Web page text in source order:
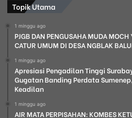
Topik Utama
1 minggu ago
PJGB DAN PENGUSAHA MUDA
CATUR UMUM DI DESA NGBLAK
1 minggu ago
Apresiasi Pengadilan Tinggi
Gugatan Banding Perdata
Keadilan
1 minggu ago
AIR MATA PERPISAHAN: KOMBES